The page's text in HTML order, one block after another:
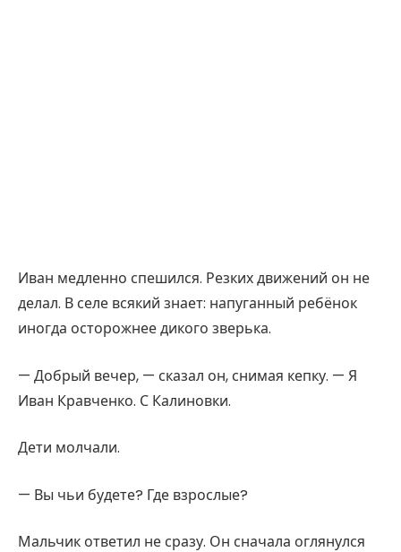
Иван медленно спешился. Резких движений он не
делал. В селе всякий знает: напуганный ребёнок
иногда осторожнее дикого зверька.
— Добрый вечер, — сказал он, снимая кепку. — Я
Иван Кравченко. С Калиновки.
Дети молчали.
— Вы чьи будете? Где взрослые?
Мальчик ответил не сразу. Он сначала оглянулся